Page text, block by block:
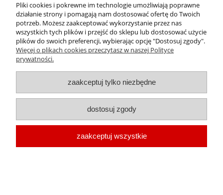
Cena:
10 243,44 zł
Cena netto:8 328,00 zł
Pliki cookies i pokrewne im technologie umożliwiają poprawne
działanie strony i pomagają nam dostosować ofertę do Twoich
potrzeb. Możesz zaakceptować wykorzystanie przez nas
wszystkich tych plików i przejść do sklepu lub dostosować użycie
plików do swoich preferencji, wybierając opcję "Dostosuj zgody".
Więcej o plikach cookies przeczytasz w naszej Polityce
prywatności.
zaakceptuj tylko niezbędne
dostosuj zgody
zaakceptuj wszystkie